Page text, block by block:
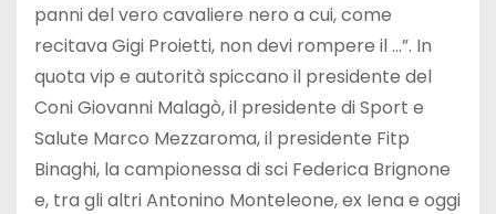
panni del vero cavaliere nero a cui, come
recitava Gigi Proietti, non devi rompere il …”. In
quota vip e autorità spiccano il presidente del
Coni Giovanni Malagò, il presidente di Sport e
Salute Marco Mezzaroma, il presidente Fitp
Binaghi, la campionessa di sci Federica Brignone
e, tra gli altri Antonino Monteleone, ex Iena e oggi